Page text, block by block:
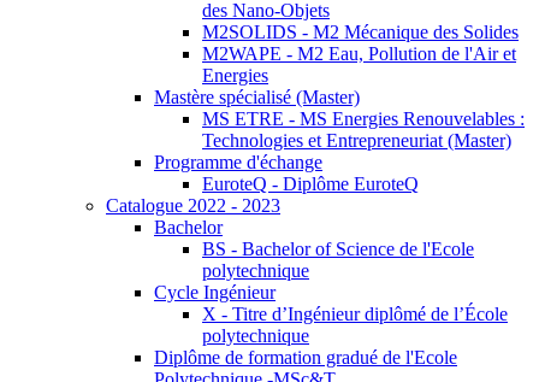
des Nano-Objets
M2SOLIDS - M2 Mécanique des Solides
M2WAPE - M2 Eau, Pollution de l'Air et
Energies
Mastère spécialisé (Master)
MS ETRE - MS Energies Renouvelables :
Technologies et Entrepreneuriat (Master)
Programme d'échange
EuroteQ - Diplôme EuroteQ
Catalogue 2022 - 2023
Bachelor
BS - Bachelor of Science de l'Ecole
polytechnique
Cycle Ingénieur
X - Titre d’Ingénieur diplômé de l’École
polytechnique
Diplôme de formation gradué de l'Ecole